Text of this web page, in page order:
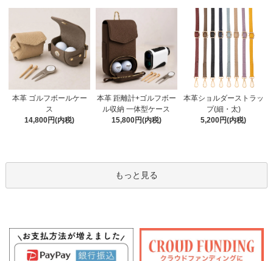
本革 ゴルフボールケー
ス
14,800円(内税)
本革 距離計+ゴルフボー
ル収納 一体型ケース
15,800円(内税)
本革ショルダーストラッ
プ(細・太)
5,200円(内税)
もっと見る